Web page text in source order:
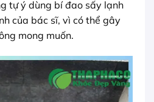
tự ý dùng bí đao sấy lạnh
của bác sĩ, vì có thể gây
mong muốn.